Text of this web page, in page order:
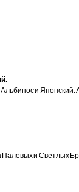
и
Палевых и Светлых